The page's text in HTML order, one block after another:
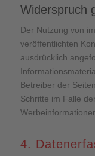
Widerspruch
Der Nutzung von
veröffentlichten
ausdrücklich
Betreiber der
Schritte im Falle
4.